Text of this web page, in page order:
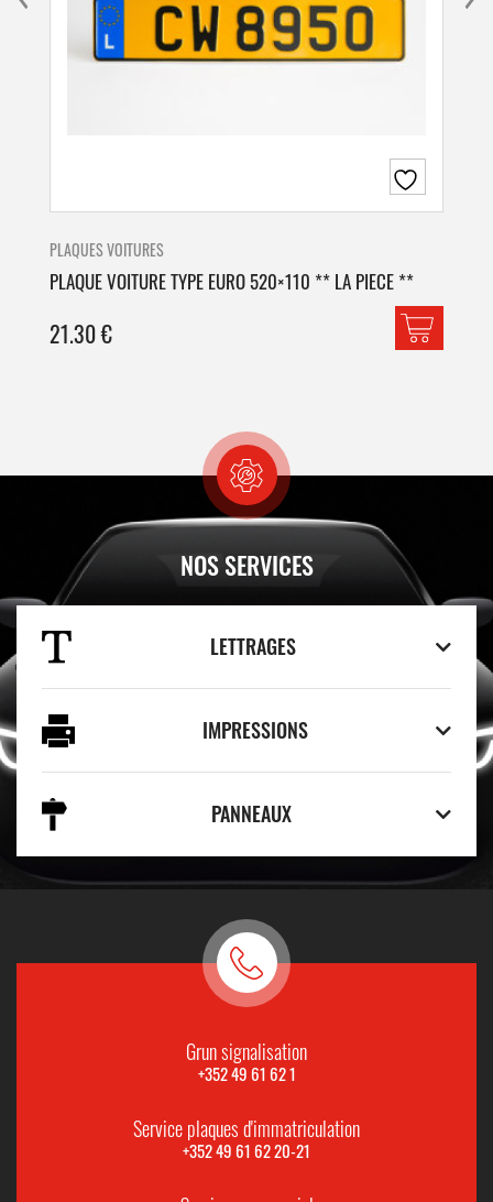
PLAQUES VOITURES
PLAQUE VOITURE TYPE EURO 520×110 ** LA PIECE **
21.30€
NOS SERVICES
LETTRAGES
IMPRESSIONS
PANNEAUX
Grun signalisation
+352 49 61 62 1
Service plaques d'immatriculation
+352 49 61 62 20-21